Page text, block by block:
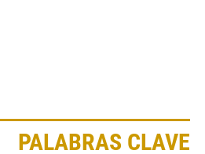
PALABRAS CLAVE